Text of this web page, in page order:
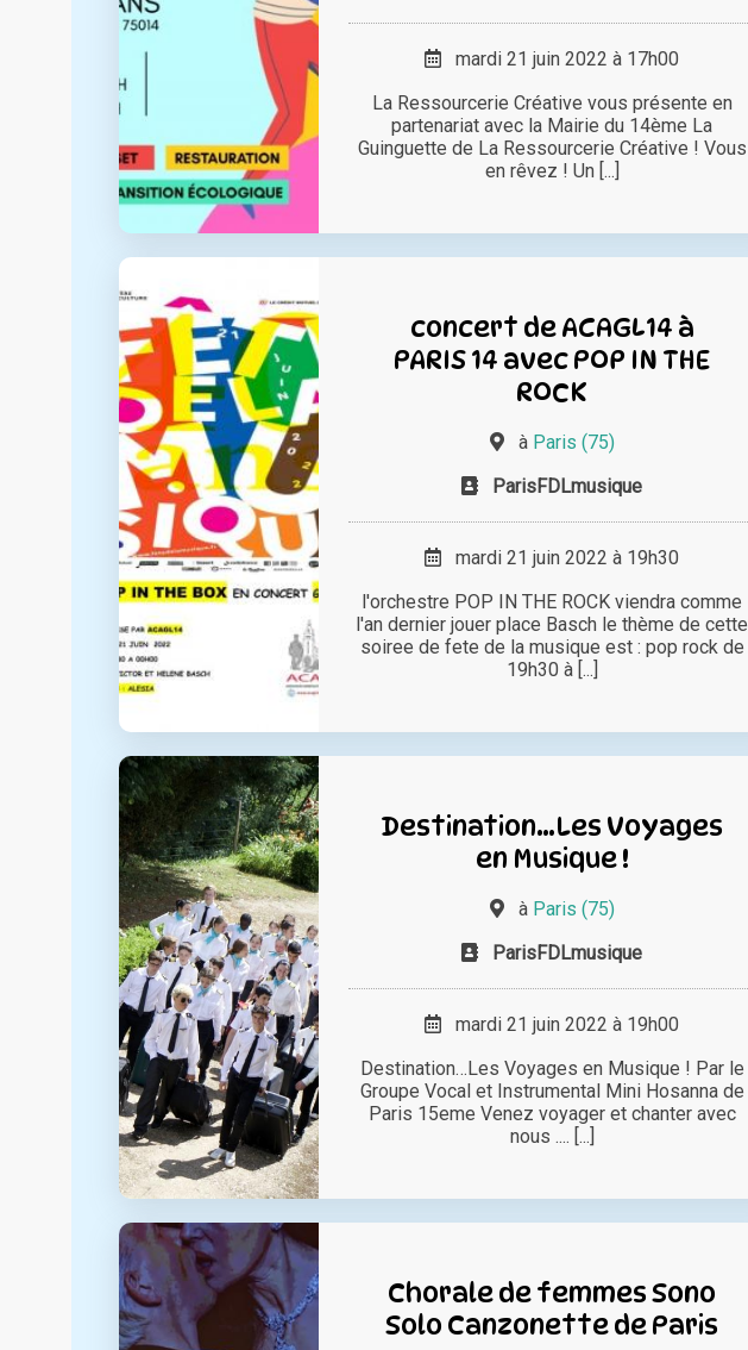
mardi 21 juin 2022 à 17h00
La Ressourcerie Créative vous présente en
partenariat avec la Mairie du 14ème La
Guinguette de La Ressourcerie Créative ! Vous
en rêvez ! Un [...]
concert de ACAGL14 à
PARIS 14 avec POP IN THE
ROCK
à Paris (75)
ParisFDLmusique
mardi 21 juin 2022 à 19h30
l'orchestre POP IN THE ROCK viendra comme
l'an dernier jouer place Basch le thème de cette
soiree de fete de la musique est : pop rock de
19h30 à [...]
Destination…Les Voyages
en Musique !
à Paris (75)
ParisFDLmusique
mardi 21 juin 2022 à 19h00
Destination…Les Voyages en Musique ! Par le
Groupe Vocal et Instrumental Mini Hosanna de
Paris 15eme Venez voyager et chanter avec
nous .... [...]
Chorale de femmes Sono
Solo Canzonette de Paris